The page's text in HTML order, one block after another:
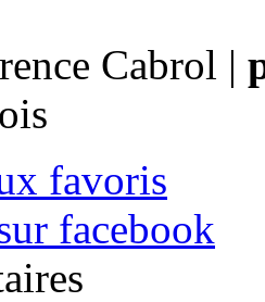
Cabrol |
favoris
facebook